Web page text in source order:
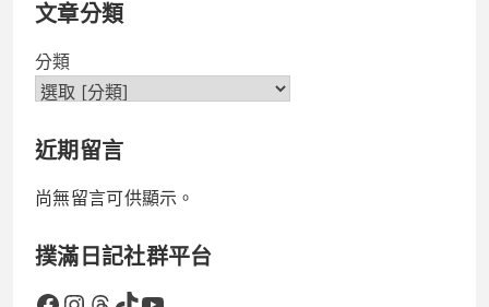
文章分類
分類
近期留言
尚無留言可供顯示。
撲滿日記社群平台